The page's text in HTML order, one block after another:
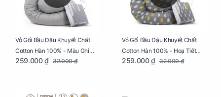
Vỏ Gối Bầu Đậu Khuyết Chất
Cotton Hàn 100% - Màu Ghi
Xám
259.000 ₫ 32.000 ₫
Vỏ Gối Bầu Đậu Khuyết Chất
Cotton Hàn 100% - Hoạ Tiết
Xương Cá
259.000 ₫ 32.000 ₫